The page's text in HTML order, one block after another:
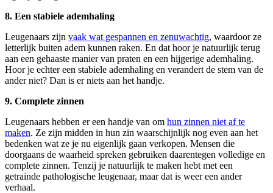
8. Een stabiele ademhaling
Leugenaars zijn vaak wat gespannen en zenuwachtig, waardoor ze
letterlijk buiten adem kunnen raken. En dat hoor je natuurlijk terug
aan een gehaaste manier van praten en een hijgerige ademhaling.
Hoor je echter een stabiele ademhaling en verandert de stem van de
ander niet? Dan is er niets aan het handje.
9. Complete zinnen
Leugenaars hebben er een handje van om hun zinnen niet af te
maken. Ze zijn midden in hun zin waarschijnlijk nog even aan het
bedenken wat ze je nu eigenlijk gaan verkopen. Mensen die
doorgaans de waarheid spreken gebruiken daarentegen volledige en
complete zinnen. Tenzij je natuurlijk te maken hebt met een
getrainde pathologische leugenaar, maar dat is weer een ander
verhaal.